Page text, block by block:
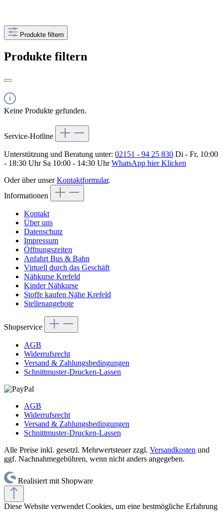
Produkte filtern
Produkte filtern
Keine Produkte gefunden.
Service-Hotline
Unterstützung und Beratung unter: 02151 - 94 25 830 Di - Fr, 10:00
- 18:30 Uhr Sa 10:00 - 14:30 UhrWhatsApp hier Klicken
Oder über unserKontaktformular.
Informationen
Kontakt
Über uns
Datenschutz
Impressum
Öffnungszeiten
Anfahrt Bus & Bahn
Virtuell durch das Geschäft
Nähkurse Krefeld
Kinder Nähkurse
Stoffe kaufen Nähe Krefeld
Stellenangebote
Shopservice
AGB
Widerrufsrecht
Versand & Zahlungsbedingungen
Schnittmuster-Drucken-Lassen
AGB
Widerrufsrecht
Versand & Zahlungsbedingungen
Schnittmuster-Drucken-Lassen
Alle Preise inkl. gesetzl. Mehrwertsteuer zzgl. Versandkosten und
ggf. Nachnahmegebühren, wenn nicht anders angegeben.
Realisiert mit Shopware
Diese Website verwendet Cookies, um eine bestmögliche Erfahrung